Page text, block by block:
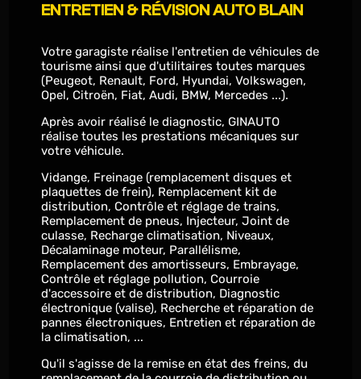
ENTRETIEN & RÉVISION AUTO BLAIN
Votre garagiste réalise l'entretien de véhicules de
tourisme ainsi que d'utilitaires toutes marques
(Peugeot, Renault, Ford, Hyundai, Volkswagen,
Opel, Citroën, Fiat, Audi, BMW, Mercedes ...).
Après avoir réalisé le diagnostic, GINAUTO
réalise toutes les prestations mécaniques sur
votre véhicule.
Vidange, Freinage (remplacement disques et
plaquettes de frein), Remplacement kit de
distribution, Contrôle et réglage de trains,
Remplacement de pneus, Injecteur, Joint de
culasse, Recharge climatisation, Niveaux,
Décalaminage moteur, Parallélisme,
Remplacement des amortisseurs, Embrayage,
Contrôle et réglage pollution, Courroie
d'accessoire et de distribution, Diagnostic
électronique (valise), Recherche et réparation de
pannes électroniques, Entretien et réparation de
la climatisation, ...
Qu'il s'agisse de la remise en état des freins, du